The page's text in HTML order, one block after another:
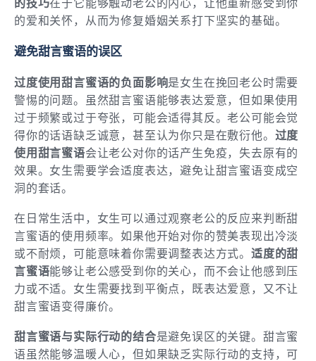
的技巧在于它能够触动老公的内心，让他重新感受到你
的爱和关怀，从而为修复婚姻关系打下坚实的基础。
避免甜言蜜语的误区
过度使用甜言蜜语的负面影响是女生在挽回老公时需要
警惕的问题。虽然甜言蜜语能够表达爱意，但如果使用
过于频繁或过于夸张，可能会适得其反。老公可能会觉
得你的话语缺乏诚意，甚至认为你只是在敷衍他。 过度
使用甜言蜜语会让老公对你的话产生免疫，失去原有的
效果。女生需要学会适度表达，避免让甜言蜜语变成空
洞的套话。
在日常生活中，女生可以通过观察老公的反应来判断甜
言蜜语的使用频率。如果他开始对你的赞美表现出冷淡
或不耐烦，可能意味着你需要调整表达方式。 适度的甜
言蜜语能够让老公感受到你的关心，而不会让他感到压
力或不适。女生需要找到平衡点，既表达爱意，又不让
甜言蜜语变得廉价。
甜言蜜语与实际行动的结合是避免误区的关键。甜言蜜
语虽然能够温暖人心，但如果缺乏实际行动的支持，可